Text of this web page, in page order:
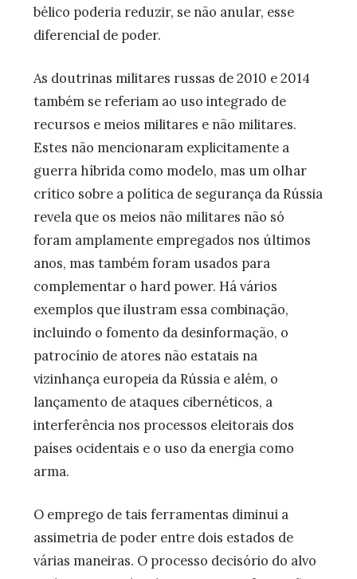
bélico poderia reduzir, se não anular, esse
diferencial de poder.
As doutrinas militares russas de 2010 e 2014
também se referiam ao uso integrado de
recursos e meios militares e não militares.
Estes não mencionaram explicitamente a
guerra híbrida como modelo, mas um olhar
crítico sobre a política de segurança da Rússia
revela que os meios não militares não só
foram amplamente empregados nos últimos
anos, mas também foram usados para
complementar o hard power. Há vários
exemplos que ilustram essa combinação,
incluindo o fomento da desinformação, o
patrocínio de atores não estatais na
vizinhança europeia da Rússia e além, o
lançamento de ataques cibernéticos, a
interferência nos processos eleitorais dos
países ocidentais e o uso da energia como
arma.
O emprego de tais ferramentas diminui a
assimetria de poder entre dois estados de
várias maneiras. O processo decisório do alvo